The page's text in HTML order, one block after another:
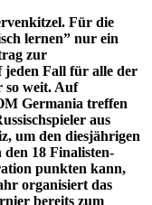
Für die
lernen” nur ein
zur
jeden Fall für alle der
so weit. Auf
Germania treffen
aus
um den diesjährigen
18 Finalisten-
punkten kann,
organisiert das
bereits zum